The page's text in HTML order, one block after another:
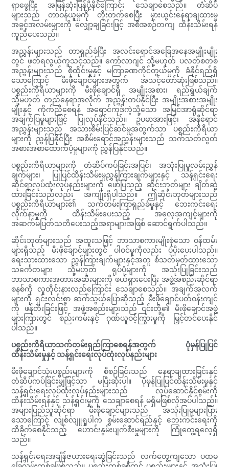
ရှာဖွေပြီး အမြန်ဆုံးပြန်ပို့နိုင်ကြောင်း သေချာစေသည်။ တံဆိပ်
များသည် တာဝန်ယူမှုကို တိုးတက်စေပြီး မှားယွင်းနေရာချထားမှု
အခွင့်အလမ်းများကို လျှော့ချခြင်းဖြင့် အစီအစဉ်တကျ ထိန်းသိမ်းရန်
ကူညီပေးသည်။
အညွှန်းများသည် တာရှည်ခံပြီး အလင်းရောင်အခြေအနေအမျိုးမျိုး
တွင် ဖတ်ရလွယ်ကူသင့်သည်။ ကော်လာဂျင် သို့မဟုတ် ပလတ်စတစ်
အညွှန်းများသည် စိုထိုင်းမှုနှင့် မကြာခဏကိုင်တွယ်မှုကို ခံနိုင်ရည်ရှိ
သောကြောင့် မီးဖိုချောင်များအတွက် အသင့်တော်ဆုံးဖြစ်သည်။
ပစ္စည်းကိရိယာများကို မီးဖိုချောင်ရှိ အမျိုးအစား၊ ရည်ရွယ်ချက်
သို့မဟုတ် တည်နေရာအလိုက် အညွှန်းတပ်နိုင်ပြီး အမျိုးအစားအမျိုး
မျိုးနှင့် ကိုက်ညီစေရန် အရောင်ကုဒ်ကဲ့သို့သော အမြင်အာရုံဆိုင်ရာ
အချက်ပြမှုများဖြင့် ပြုလုပ်နိုင်သည်။ ဥပမာအားဖြင့်၊ အနီရောင်
အညွှန်းများသည် အသားစိမ်းပြင်ဆင်မှုအတွက်သာ ပစ္စည်းကိရိယာ
များကို ညွှန်ပြနိုင်ပြီး အစိမ်းရောင်အညွှန်းများသည် သက်သတ်လွတ်
အစားအစာထောက်ပံ့မှုများကို ညွှန်ပြနိုင်သည်။
ပစ္စည်းကိရိယာများကို တံဆိပ်ကပ်ခြင်းအပြင်၊ အသုံးပြုမှုလမ်းညွှန်
ချက်များ၊ ပြုပြင်ထိန်းသိမ်းမှုညွှန်ကြားချက်များနှင့် သန့်ရှင်းရေး
ဆိုင်ရာလုပ်ထုံးလုပ်နည်းများကို ဖော်ပြသည့် ဆိုင်းဘုတ်များ ချိတ်ဆွဲ
ထားခြင်းသည်လည်း အကျိုးရှိပါသည်။ ဤဆိုင်းဘုတ်များသည်
ပစ္စည်းကိရိယာများ၏ သက်တမ်းကြာရှည်ခံမှုနှင့် ဘေးကင်းရေး
လိုက်နာမှုကို ထိန်းသိမ်းပေးသည့် အလေ့အကျင့်များကို
အဆက်မပြတ်သတိပေးသည့်အရာများအဖြစ် ဆောင်ရွက်ပါသည်။
ဆိုင်းဘုတ်များသည် အထူးသဖြင့် ဘာသာစကားမျိုးစုံသော ဝန်ထမ်း
များရှိသည့် မီးဖိုချောင်များတွင် ပါဝင်မှုကိုလည်း ပံ့ပိုးပေးပါသည်။
ရေးသားထားသော ညွှန်ကြားချက်များနှင့်အတူ စံသတ်မှတ်ထားသော
သင်္ကေတများ သို့မဟုတ် ရုပ်ပုံများကို အသုံးပြုခြင်းသည်
ဘာသာစကားအတားအဆီးများကို ဖယ်ရှားပေးပြီး အဖွဲ့အစည်းဆိုင်ရာ
စနစ်ကို လူတိုင်းနားလည်ကြောင်း သေချာစေသည်။ အချက်အလက်
များကို ရှင်းလင်းစွာ ဆက်သွယ်ပြောဆိုသည့် မီးဖိုချောင်ပတ်ဝန်းကျင်
ကို ဖန်တီးခြင်းဖြင့် အဖွဲ့အစည်းများသည် ၎င်းတို့၏ မီးဖိုချောင်အဖွဲ့
များကြားတွင် စည်းကမ်းနှင့် ဂုဏ်ယူဝင့်ကြွားမှုကို မြှင့်တင်ပေးနိုင်
ပါသည်။
ပစ္စည်းကိရိယာသက်တမ်းရှည်ကြာစေရန်အတွက် ပုံမှန်ပြုပြင်
ထိန်းသိမ်းမှုနှင့် သန့်ရှင်းရေးလုပ်ထုံးလုပ်နည်းများ
မီးဖိုချောင်သုံးပစ္စည်းများကို စီစဉ်ခြင်းသည် နေရာချထားခြင်းနှင့်
တံဆိပ်ကပ်ခြင်းမျှဖြင့်သာ မပြီးဆုံးပါ။ ပုံမှန်ပြုပြင်ထိန်းသိမ်းမှုနှင့်
သန့်ရှင်းရေးလုပ်ထုံးလုပ်နည်းများသည် လုပ်ဆောင်နိုင်စွမ်းကို
ထိန်းသိမ်းရန်နှင့် သန့်ရှင်းမှုကို သေချာစေရန် မရှိမဖြစ်လိုအပ်ပါသည်။
အများပြည်သူဆိုင်ရာ မီးဖိုချောင်များသည် အသုံးပြုမှုများပြား
သောကြောင့် လျစ်လျူရှုပါက စွမ်းဆောင်ရည်နှင့် ဘေးကင်းရေးကို
ထိခိုက်စေနိုင်သည့် ဟောင်းနွမ်းပျက်စီးမှုများကို ကြုံတွေ့ရလေ့ရှိ
သည်။
သန့်ရှင်းရေးအချိန်ဇယားရေးဆွဲခြင်းသည် လက်တွေ့ကျသော ပထမ